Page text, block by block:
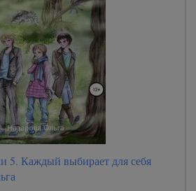
5. Каждый выбирает для себя